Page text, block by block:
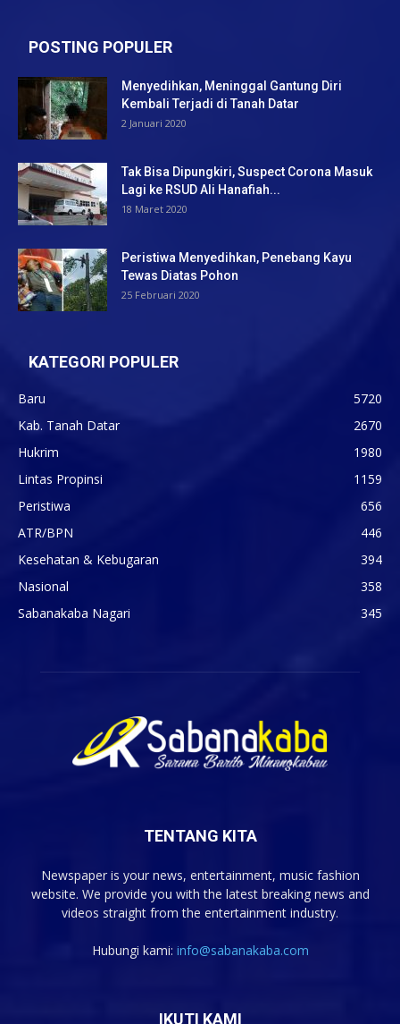
POSTING POPULER
Menyedihkan, Meninggal Gantung Diri
Kembali Terjadi di Tanah Datar
2 Januari 2020
Tak Bisa Dipungkiri, Suspect Corona Masuk
Lagi ke RSUD Ali Hanafiah...
18 Maret 2020
Peristiwa Menyedihkan, Penebang Kayu
Tewas Diatas Pohon
25 Februari 2020
KATEGORI POPULER
Baru
5720
Kab. Tanah Datar
2670
Hukrim
1980
Lintas Propinsi
1159
Peristiwa
656
ATR/BPN
446
Kesehatan & Kebugaran
394
Nasional
358
Sabanakaba Nagari
345
TENTANG KITA
Newspaper is your news, entertainment, music fashion
website. We provide you with the latest breaking news and
videos straight from the entertainment industry.
Hubungi kami: info@sabanakaba.com
IKUTI KAMI